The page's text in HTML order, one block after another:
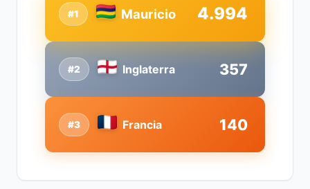
#2 Inglaterra 357
#1 Mauricio 4.994
#3 Francia 140